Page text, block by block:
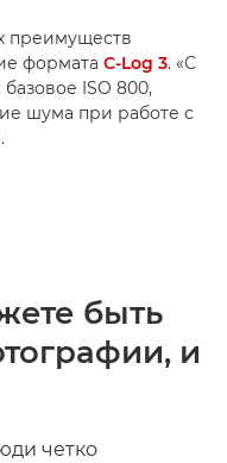
преимуществ
формата C-Log 3. «С
ISO 800,
шума при работе с
быть
и
четко